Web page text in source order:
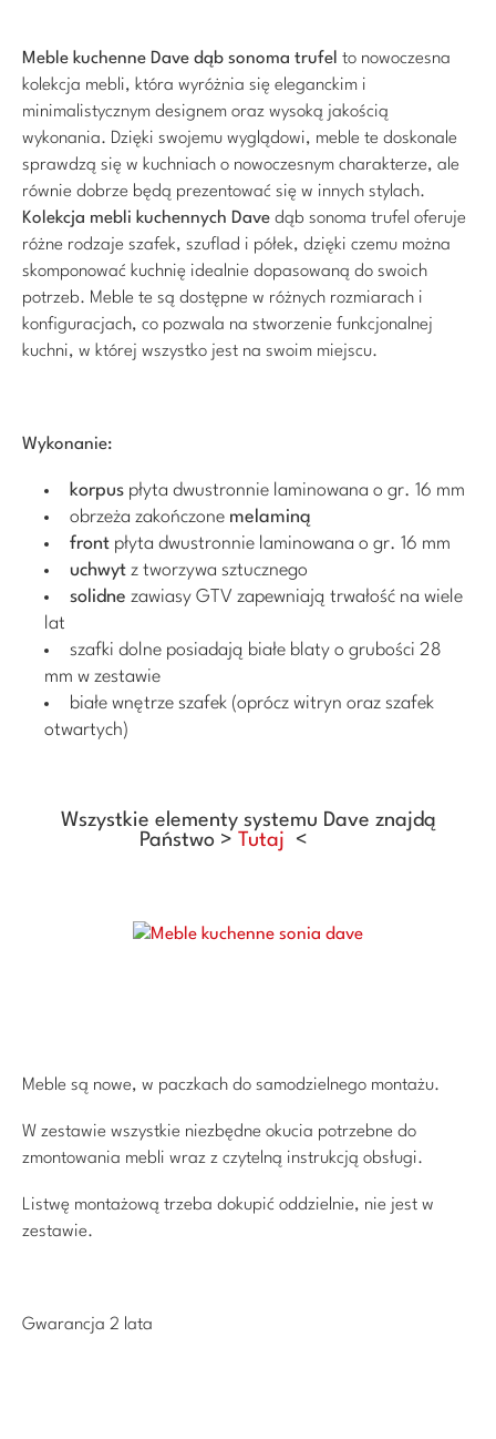
Meble kuchenne Dave dąb sonoma trufel to nowoczesna
kolekcja mebli, która wyróżnia się eleganckim i
minimalistycznym designem oraz wysoką jakością
wykonania. Dzięki swojemu wyglądowi, meble te doskonale
sprawdzą się w kuchniach o nowoczesnym charakterze, ale
równie dobrze będą prezentować się w innych stylach.
Kolekcja mebli kuchennych Dave dąb sonoma trufel oferuje
różne rodzaje szafek, szuflad i półek, dzięki czemu można
skomponować kuchnię idealnie dopasowaną do swoich
potrzeb. Meble te są dostępne w różnych rozmiarach i
konfiguracjach, co pozwala na stworzenie funkcjonalnej
kuchni, w której wszystko jest na swoim miejscu.
Wykonanie:
korpus płyta dwustronnie laminowana o gr. 16 mm
obrzeża zakończone melaminą
front płyta dwustronnie laminowana o gr. 16 mm
uchwyt z tworzywa sztucznego
solidne zawiasy GTV zapewniają trwałość na wiele
lat
szafki dolne posiadają białe blaty o grubości 28
mm w zestawie
białe wnętrze szafek (oprócz witryn oraz szafek
otwartych)
Wszystkie elementy systemu Dave znajdą
Państwo > Tutaj <
Meble są nowe, w paczkach do samodzielnego montażu.
W zestawie wszystkie niezbędne okucia potrzebne do
zmontowania mebli wraz z czytelną instrukcją obsługi.
Listwę montażową trzeba dokupić oddzielnie, nie jest w
zestawie.
Gwarancja 2 lata